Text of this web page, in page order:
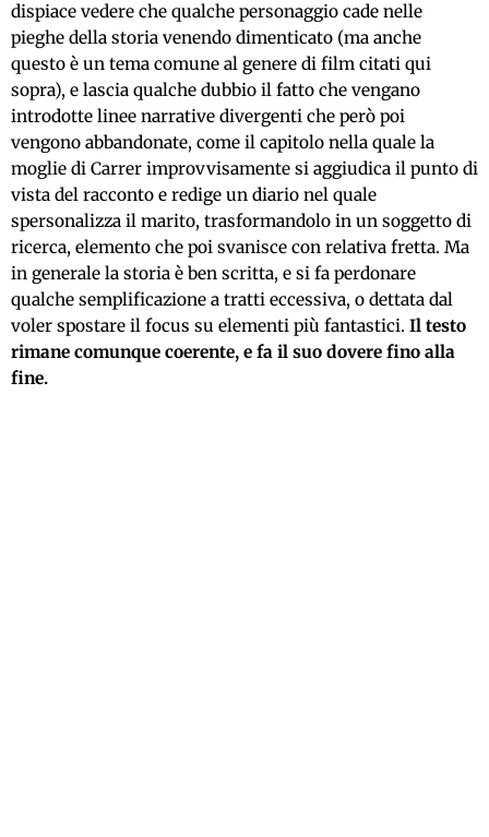
dispiace vedere che qualche personaggio cade nelle
pieghe della storia venendo dimenticato (ma anche
questo è un tema comune al genere di film citati qui
sopra), e lascia qualche dubbio il fatto che vengano
introdotte linee narrative divergenti che però poi
vengono abbandonate, come il capitolo nella quale la
moglie di Carrer improvvisamente si aggiudica il punto di
vista del racconto e redige un diario nel quale
spersonalizza il marito, trasformandolo in un soggetto di
ricerca, elemento che poi svanisce con relativa fretta. Ma
in generale la storia è ben scritta, e si fa perdonare
qualche semplificazione a tratti eccessiva, o dettata dal
voler spostare il focus su elementi più fantastici. Il testo
rimane comunque coerente, e fa il suo dovere fino alla
fine.